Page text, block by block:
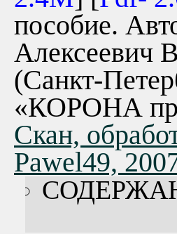
Книга
книг по
импортных
Книга
телевизионной
пособие.
Алексеевич
(Санкт-
«КОРОНА
Скан,
Pawel49,